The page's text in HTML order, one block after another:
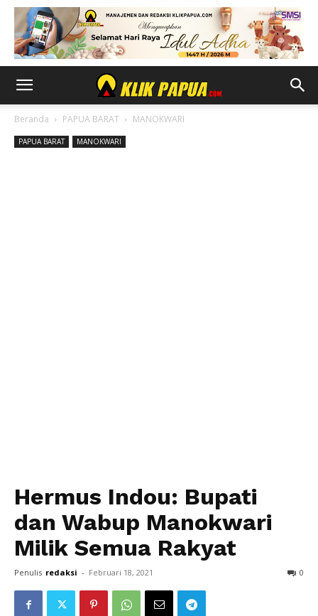
Beranda PAPUA BARAT MANOKWARI
PAPUA BARAT MANOKWARI
Hermus Indou: Bupati
dan Wabup Manokwari
Milik Semua Rakyat
Penulis redaksi - Februari 18, 2021 0